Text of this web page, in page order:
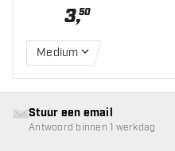
3,50
Medium
Stuur een email
Antwoord binnen 1 werkdag